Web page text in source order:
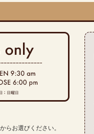
らお選びください。